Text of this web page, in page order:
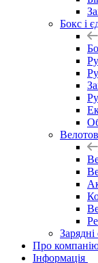
Бокс і
Зарядні
Про
Інформація